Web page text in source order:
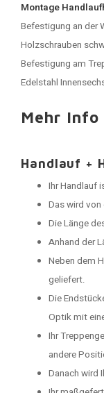
Montage
Befestigung an der
Holzschrauben
Befestigung am
Edelstahl
Mehr Info
Handlauf +
Ihr Handlauf
Das wird
Die Länge
Anhand der
Neben dem
geliefert.
Die
Optik mit
Ihr
andere
Danach wird